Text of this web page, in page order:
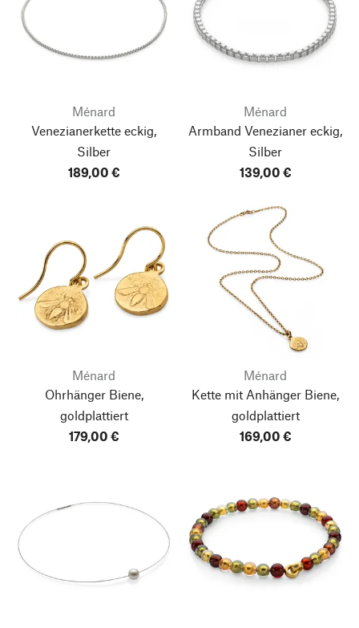
Ménard
Venezianerkette eckig,
Silber
189,00 €
Ménard
Armband Venezianer eckig,
Silber
139,00 €
Ménard
Ohrhänger Biene,
goldplattiert
179,00 €
Ménard
Kette mit Anhänger Biene,
goldplattiert
169,00 €